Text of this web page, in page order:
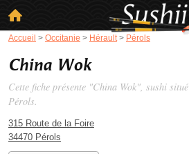
Accueil > Occitanie > Hérault > Pérols
China Wok
Cette fiche présente "China Wok", sushi situé
Pérols.
315 Route de la Foire
34470 Pérols